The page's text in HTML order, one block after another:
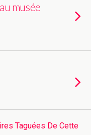
musée
Taguées De Cette